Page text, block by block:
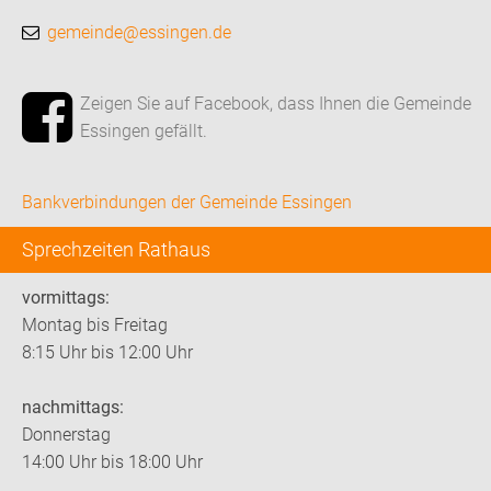
gemeinde@essingen.de
Zeigen Sie auf Facebook, dass Ihnen die Gemeinde
Essingen gefällt.
Bankverbindungen der Gemeinde Essingen
Sprechzeiten Rathaus
vormittags:
Montag bis Freitag
8:15 Uhr bis 12:00 Uhr
nachmittags:
Donnerstag
14:00 Uhr bis 18:00 Uhr